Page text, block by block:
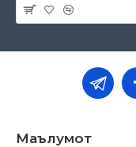
Маълумот